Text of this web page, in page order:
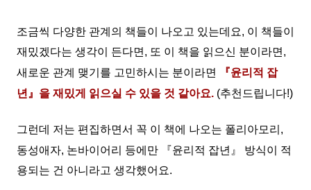
조금씩 다양한 관계의 책들이 나오고 있는데요, 이 책들이
재밌겠다는 생각이 든다면, 또 이 책을 읽으신 분이라면,
새로운 관계 맺기를 고민하시는 분이라면
『윤리적 잡
년』을 재밌게 읽으실 수 있을 것 같아요. (추천드립니다!)
그런데 저는 편집하면서 꼭 이 책에 나오는 폴리아모리,
동성애자, 논바이어리 등에만
『윤리적 잡년』 방식이
적
용되는 건 아니라고 생각했어요.